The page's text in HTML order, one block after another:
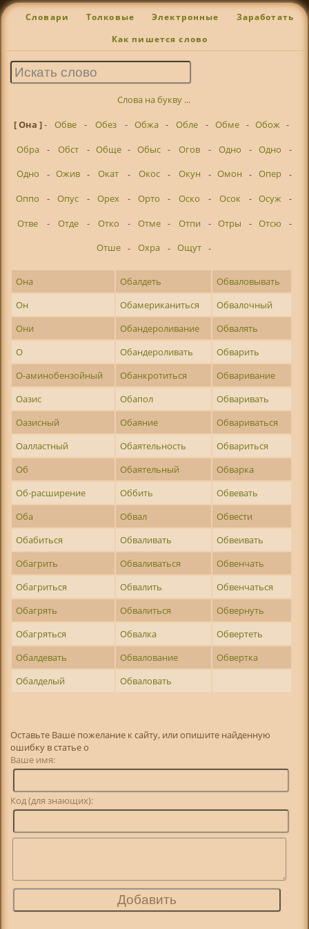
Словари Толковые Электронные Заработать
Как пишется слово
Слова на букву ...
[ Она ]- Обве - Обез - Обжа - Обле - Обме - Обож -
Обра
- Обст - Обще - Обыс - Огов - Одно - Одно
-
Одно
- Ожив - Окат - Окос - Окун - Омон - Опер
-
Оппо
- Опус - Орех - Орто - Оско - Осок - Осуж
-
Отве
- Отде - Отко - Отме - Отпи - Отры - Отсю
-
Отше - Охра - Ощут -
Она Обалдеть
Обваловывать
Он
Обамериканиться
Обвалочный
Они
Обандероливание
Обвалять
О
Обандероливать
Обварить
О-аминобензойный
Обанкротиться
Обваривание
Оазис
Обапол
Обваривать
Оазисный
Обаяние
Обвариваться
Оалластный
Обаятельность
Обвариться
Об
Обаятельный
Обварка
Об-расширение
Оббить
Обвевать
Оба
Обвал
Обвести
Обабиться
Обваливать
Обвеивать
Обагрить
Обваливаться
Обвенчать
Обагриться
Обвалить
Обвенчаться
Обагрять
Обвалиться
Обвернуть
Обагряться
Обвалка
Обвертеть
Обалдевать
Обвалование
Обвертка
Обалделый
Обваловать
Оставьте Ваше пожелание к сайту, или опишите найденную
ошибку в статье о
Ваше имя:
Код (для знающих):